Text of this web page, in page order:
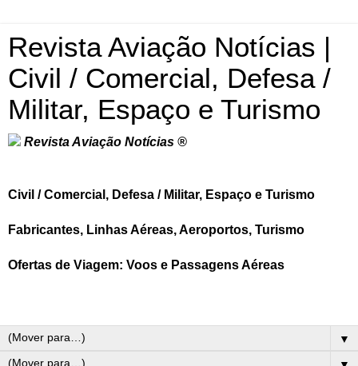
Revista Aviação Notícias |
Civil / Comercial, Defesa /
Militar, Espaço e Turismo
Revista Aviação Notícias ®
Civil / Comercial, Defesa / Militar, Espaço e Turismo
Fabricantes, Linhas Aéreas, Aeroportos, Turismo
Ofertas de Viagem: Voos e Passagens Aéreas
▼